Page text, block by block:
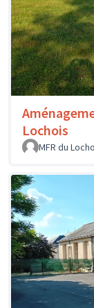
Lochois
MFR du